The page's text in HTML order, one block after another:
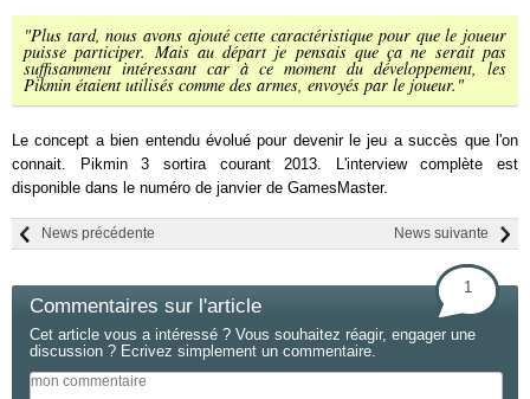
"Plus tard, nous avons ajouté cette caractéristique pour que le joueur
puisse participer. Mais au départ je pensais que ça ne serait pas
suffisamment intéressant car à ce moment du développement, les
Pikmin étaient utilisés comme des armes, envoyés par le joueur."
Le concept a bien entendu évolué pour devenir le jeu a succès que l'on
connait. Pikmin 3 sortira courant 2013. L'interview complète est
disponible dans le numéro de janvier de GamesMaster.
News suivante
News précédente
Commentaires sur l'article
1
Cet article vous a intéressé ? Vous souhaitez réagir, engager une
discussion ? Ecrivez simplement un commentaire.